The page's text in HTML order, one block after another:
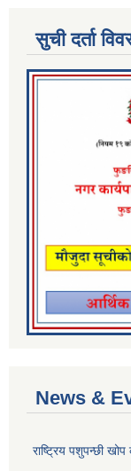
सुची दर्ता
News &
राष्ट्रिय पशुपन्छी